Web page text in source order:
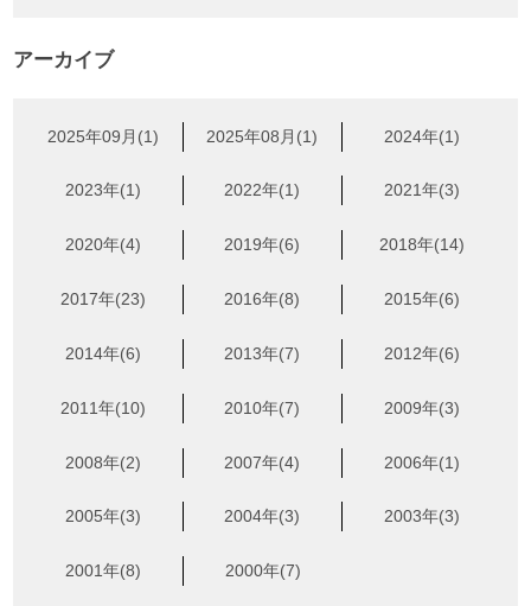
アーカイブ
2025年09月(1) 2025年08月(1) 2024年(1)
2023年(1) 2022年(1) 2021年(3)
2020年(4) 2019年(6) 2018年(14)
2017年(23) 2016年(8) 2015年(6)
2014年(6) 2013年(7) 2012年(6)
2011年(10) 2010年(7) 2009年(3)
2008年(2) 2007年(4) 2006年(1)
2005年(3) 2004年(3) 2003年(3)
2001年(8) 2000年(7)